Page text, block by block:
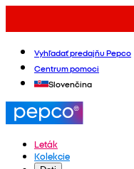
Vyhľadať predajňu Pepco
Centrum pomoci
Slovenčina
Leták
Kolekcie